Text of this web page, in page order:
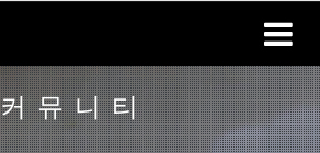
홈 로그인 회원가입
커뮤니티